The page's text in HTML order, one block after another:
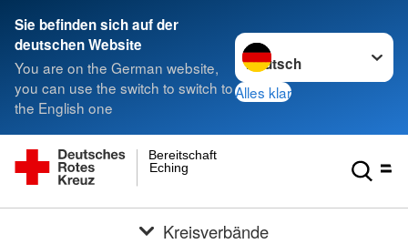
Sie befinden sich auf der
deutschen Website
You are on the German website,
you can use the switch to switch to
the English one
Sprache wechseln zu
Alles klar
Eching
Bereitschaft
Kreisverbände